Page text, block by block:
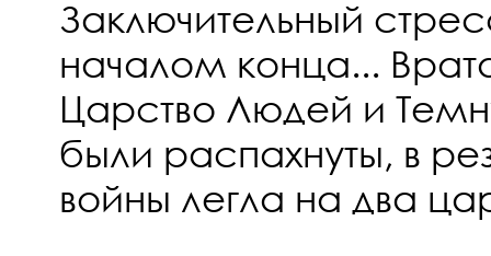
Заключительный
началом конца...
Царство Людей и
были распахнуты, в
войны легла на два